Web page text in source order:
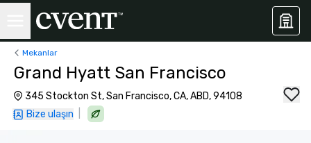
Mekanlar
Grand Hyatt San Francisco
345 Stockton St, San Francisco, CA, ABD, 94108
Bize ulaşın